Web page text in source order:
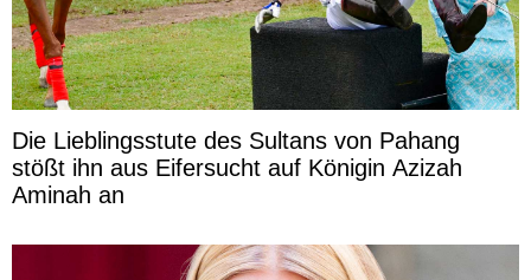
Die Lieblingsstute des Sultans von Pahang
stößt ihn aus Eifersucht auf Königin Azizah
Aminah an